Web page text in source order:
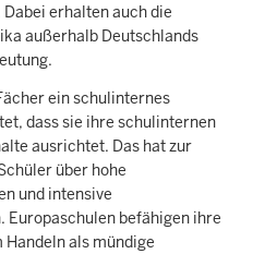
erhalten auch die
außerhalb Deutschlands
ein schulinternes
dass sie ihre schulinternen
ausrichtet. Das hat zur
über hohe
und intensive
befähigen ihre
als mündige